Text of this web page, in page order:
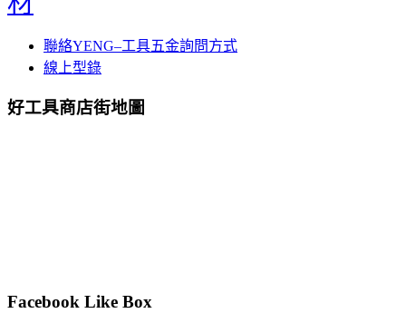
聯絡YENG–工具五金詢問方式
線上型錄
好工具商店街地圖
Facebook Like Box